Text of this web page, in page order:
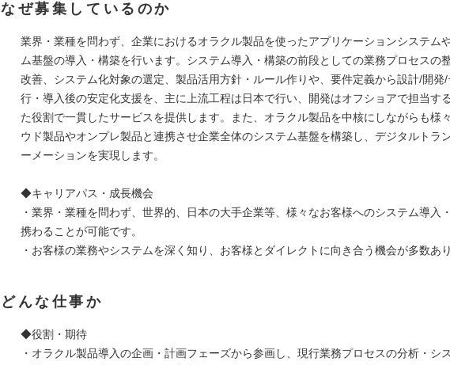
なぜ募集しているのか
業界・業種を問わず、企業におけるオラクル製品を使ったアプリケーションシステム
ム基盤の導入・構築を行います。システム導入・構築の前段としての業務プロセスの
改善、システム化対象の選定、製品活用方針・ルール作りや、要件定義から設計/開発/
行・導入後の安定化支援を、主に上流工程は日本で行い、開発はオフショアで担当す
た役割で一貫したサービスを提供します。また、オラクル製品を中核にしながらも様
ウド製品やオンプレ製品と連携させ企業全体のシステム基盤を構築し、デジタルトラ
ーメーションを実現します。
◆キャリアパス・成長機会
・業界・業種を問わず、世界的、日本の大手企業等、様々なお客様へのシステム導入
携わることが可能です。
・お客様の業務やシステムを深く知り、お客様とダイレクトに向き合う機会が多数あり
どんな仕事か
◆役割・期待
・オラクル製品導入の企画・計画フェーズから参画し、現行業務プロセスの分析・シ